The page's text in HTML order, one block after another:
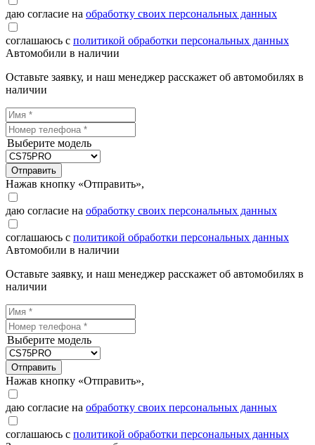
даю согласие на обработку своих персональных данных
соглашаюсь с политикой обработки персональных данных
Автомобили в наличии
Оставьте заявку, и наш менеджер расскажет об автомобилях в
наличии
Выберите модель
Отправить
Нажав кнопку «Отправить»,
даю согласие на обработку своих персональных данных
соглашаюсь с политикой обработки персональных данных
Автомобили в наличии
Оставьте заявку, и наш менеджер расскажет об автомобилях в
наличии
Выберите модель
Отправить
Нажав кнопку «Отправить»,
даю согласие на обработку своих персональных данных
соглашаюсь с политикой обработки персональных данных